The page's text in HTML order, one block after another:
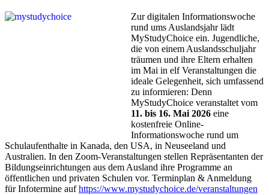
Zur digitalen Informationswoche
rund ums Auslandsjahr lädt
MyStudyChoice ein. Jugendliche,
die von einem Auslandsschuljahr
träumen und ihre Eltern erhalten
im Mai in elf Veranstaltungen die
ideale Gelegenheit, sich umfassend
zu informieren: Denn
MyStudyChoice veranstaltet vom
11. bis 16. Mai 2026 eine
kostenfreie Online-
Informationswoche rund um
Schulaufenthalte in Kanada, den USA, in Neuseeland und
Australien. In den Zoom-Veranstaltungen stellen Repräsentanten der
Bildungseinrichtungen aus dem Ausland ihre Programme an
öffentlichen und privaten Schulen vor. Terminplan & Anmeldung
für Infotermine aufhttps://www.mystudychoice.de/veranstaltungen